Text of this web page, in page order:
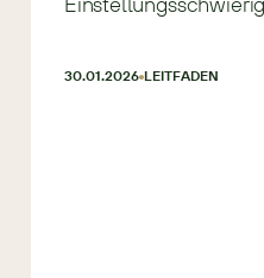
30.01.2026 LEITFADEN